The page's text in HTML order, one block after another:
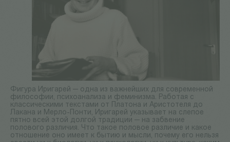
Фигура Иригарей — одна из важнейших для современной
философии, психоанализа и феминизма. Работая с
классическими текстами от Платона и Аристотеля до
Лакана и Мерло-Понти, Иригарей указывает на слепое
пятно всей этой долгой традиции — на забвение
полового различия. Что такое половое различие и какое
отношение оно имеет к бытию и мысли, почему его нельзя